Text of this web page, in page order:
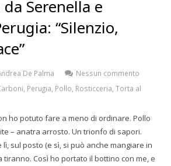
Serenella e
“Silenzio,
De Palma
Nessun commento
Perugia Pollo Rosticceria Torta al
ho potuto fare a meno di ordinare. Pollo
– anatra arrosto. Un trionfo di sapori.
sul posto (e sì, si può anche mangiare in
tiranno. Così ho portato il bottino con me, e